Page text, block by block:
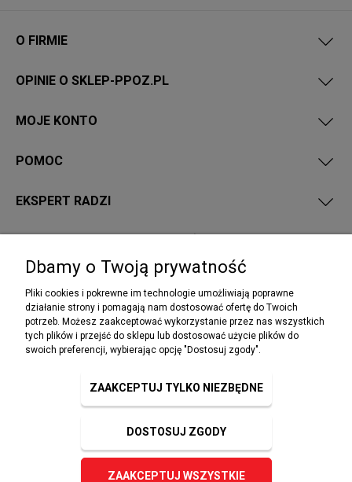
O FIRMIE
OPINIE O SKLEP-PPOZ.PL
MOJE KONTO
POMOC
EKSPERT RADZI
NEWSLETTER
Podaj swój adres e-mail, jeżeli chcesz otrzymywać
ZAPISZ SIĘ
Dbamy o Twoją prywatność
Pliki cookies i pokrewne im technologie umożliwiają poprawne
działanie strony i pomagają nam dostosować ofertę do Twoich
potrzeb. Możesz zaakceptować wykorzystanie przez nas wszystkich
tych plików i przejść do sklepu lub dostosować użycie plików do
swoich preferencji, wybierając opcję "Dostosuj zgody".
ZAAKCEPTUJ TYLKO NIEZBĘDNE
DOSTOSUJ ZGODY
ZAAKCEPTUJ WSZYSTKIE